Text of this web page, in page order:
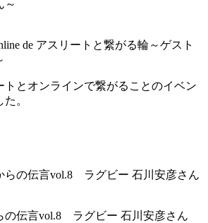
de アスリートと繋がる輪～ゲスト
トとオンラインで繋がることのイベン
。
の伝言vol.8 ラグビー 石川安彦さん